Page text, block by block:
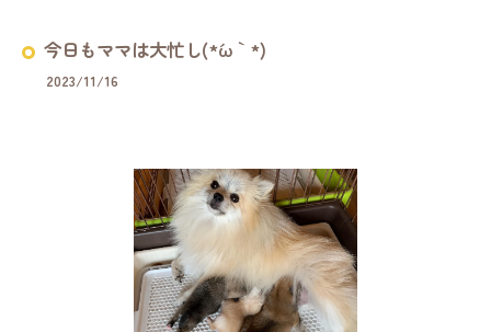
今日もママは大忙し(*´ω｀*)
2023/11/16